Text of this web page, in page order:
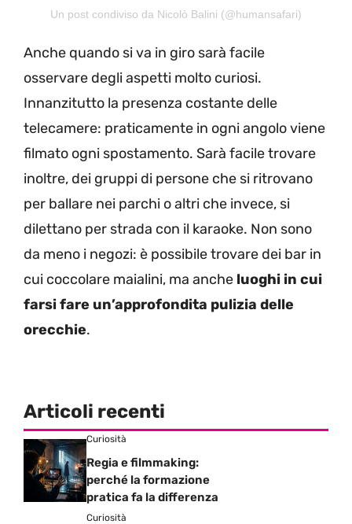
Un post condiviso da Nicolò Balini (@humansafari)
Anche quando si va in giro sarà facile
osservare degli aspetti molto curiosi.
Innanzitutto la presenza costante delle
telecamere: praticamente in ogni angolo viene
filmato ogni spostamento. Sarà facile trovare
inoltre, dei gruppi di persone che si ritrovano
per ballare nei parchi o altri che invece, si
dilettano per strada con il karaoke. Non sono
da meno i negozi: è possibile trovare dei bar in
cui coccolare maialini, ma anche luoghi in cui
farsi fare un’approfondita pulizia delle
orecchie.
Articoli recenti
Curiosità
Regia e filmmaking:
perché la formazione
pratica fa la differenza
Curiosità